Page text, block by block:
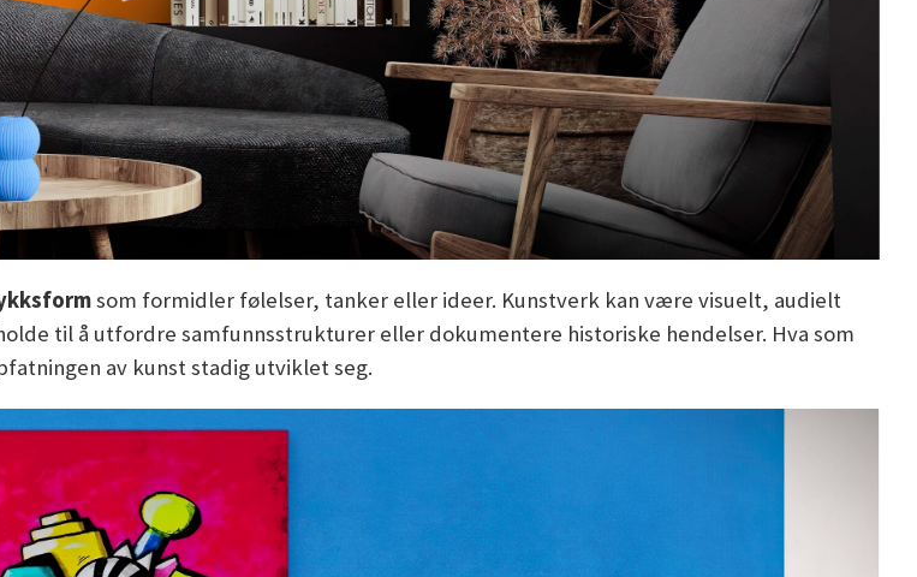
som formidler følelser, tanker eller ideer. Kunstverk kan være visuelt, audielt
til å utfordre samfunnsstrukturer eller dokumentere historiske hendelser. Hva som
av kunst stadig utviklet seg.